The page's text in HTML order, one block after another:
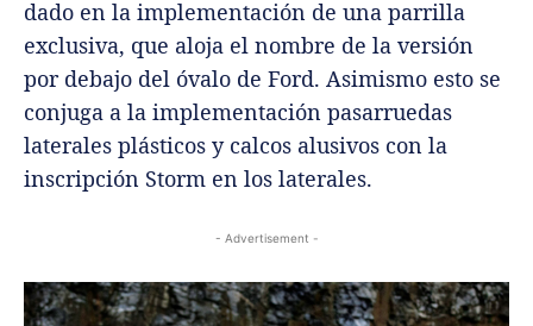
dado en la implementación de una parrilla
exclusiva, que aloja el nombre de la versión
por debajo del óvalo de Ford. Asimismo esto se
conjuga a la implementación pasarruedas
laterales plásticos y calcos alusivos con la
inscripción Storm en los laterales.
- Advertisement -